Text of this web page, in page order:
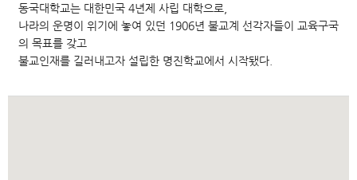
동국대학교는 대한민국 4년제 사립 대학으로,
나라의 운명이 위기에 놓여 있던 1906년 불교계 선각자들이 교육구국
의 목표를 갖고
불교인재를 길러내고자 설립한 명진학교에서 시작됐다.